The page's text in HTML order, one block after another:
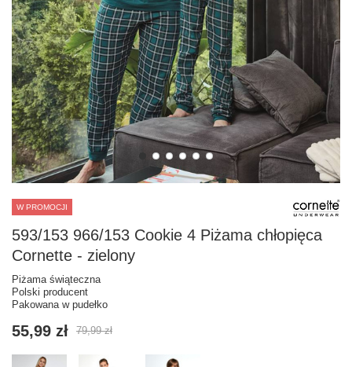
W PROMOCJI
593/153 966/153 Cookie 4 Piżama chłopięca
Cornette - zielony
Piżama świąteczna
Polski producent
Pakowana w pudełko
55,99 zł 79,99 zł